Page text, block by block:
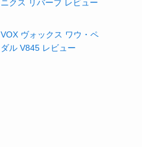
ニクス リバーブ レビュー
VOX ヴォックス ワウ・ペ
ダル V845 レビュー